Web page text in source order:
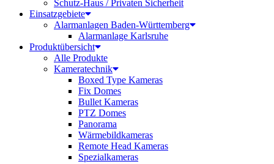
Schutz-Haus / Privaten Sicherheit
Einsatzgebiete
Alarmanlagen Baden-Württemberg
Alarmanlage Karlsruhe
Produktübersicht
Alle Produkte
Kameratechnik
Boxed Type Kameras
Fix Domes
Bullet Kameras
PTZ Domes
Panorama
Wärmebildkameras
Remote Head Kameras
Spezialkameras